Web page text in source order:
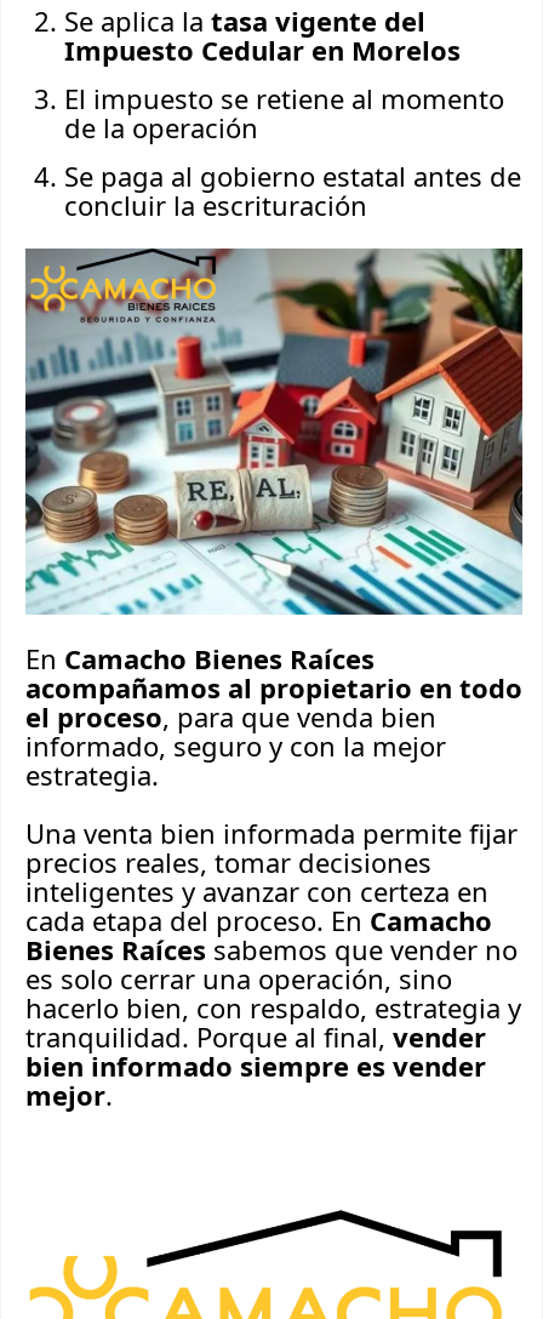
Se aplica la tasa vigente del
Impuesto Cedular en Morelos
El impuesto se retiene al momento
de la operación
Se paga al gobierno estatal antes de
concluir la escrituración
En Camacho Bienes Raíces
acompañamos al propietario en todo
el proceso, para que venda bien
informado, seguro y con la mejor
estrategia.
Una venta bien informada permite fijar
precios reales, tomar decisiones
inteligentes y avanzar con certeza en
cada etapa del proceso. En Camacho
Bienes Raíces sabemos que vender no
es solo cerrar una operación, sino
hacerlo bien, con respaldo, estrategia y
tranquilidad. Porque al final, vender
bien informado siempre es vender
mejor.